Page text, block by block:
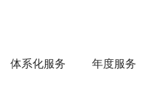
体系化服务 年度服务